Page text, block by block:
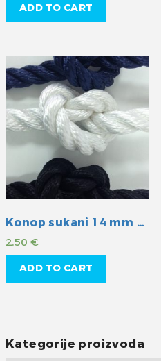
ADD TO CART
Konop sukani 14 mm plavi
2,50 €
ADD TO CART
Kategorije proizvoda